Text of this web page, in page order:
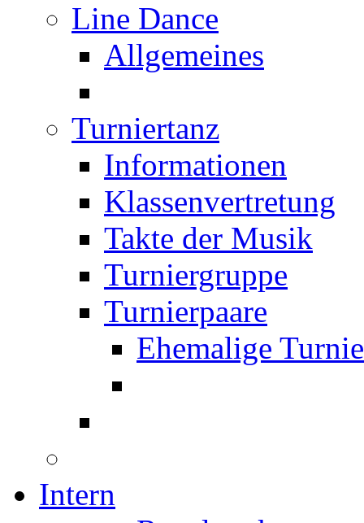
Line Dance
Allgemeines
Turniertanz
Informationen
Klassenvertretung
Takte der Musik
Turniergruppe
Turnierpaare
Ehemalige
Intern